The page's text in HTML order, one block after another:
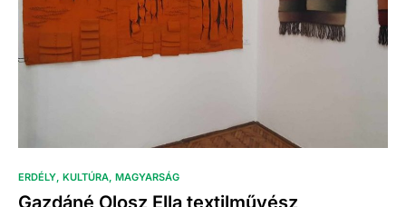
ERDÉLY KULTÚRA MAGYARSÁG
Gazdáné Olosz Ella textilművész